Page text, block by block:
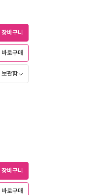
장바구니
바로구매
보관함
장바구니
바로구매